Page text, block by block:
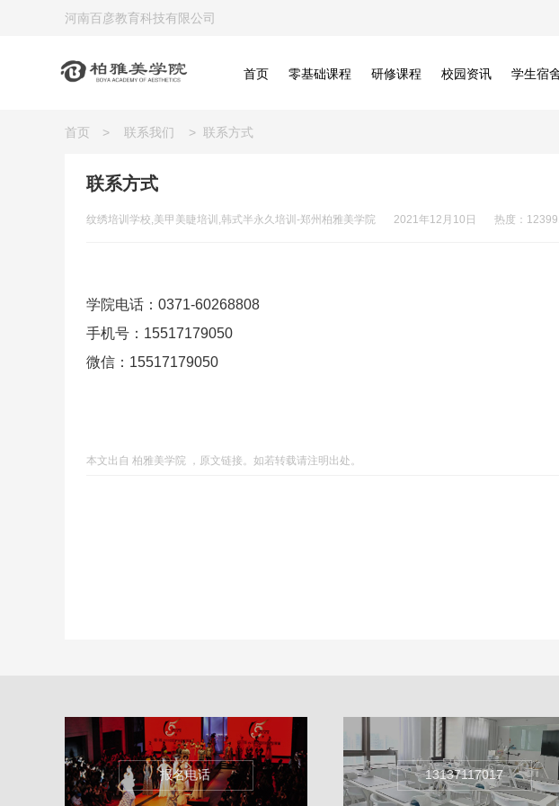
河南百彦教育科技有限公司
首页 零基础课程 研修课程 校园资讯 学生宿
首页 > 联系我们 > 联系方式
联系方式
纹绣培训学校,美甲美睫培训,韩式半永久培训-郑州柏雅美学院 2021年12月10日 热度：
学院电话：0371-60268808
手机号：15517179050
微信：15517179050
本文出自 柏雅美学院 ， 原文链接。如若转载请注明出处。
报名电话 13137117017